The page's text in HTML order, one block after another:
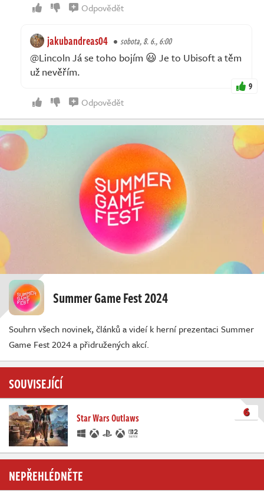
Odpovědět
jakubandreas04 sobota, 8. 6., 6:00
@Lincoln Já se toho bojím 😃 Je to Ubisoft a těm
už nevěřím.
9
Odpovědět
Summer Game Fest 2024
Souhrn všech novinek, článků a videí k herní prezentaci Summer
Game Fest 2024 a přidružených akcí.
SOUVISEJÍCÍ
Star Wars Outlaws 6
NEPŘEHLÉDNĚTE